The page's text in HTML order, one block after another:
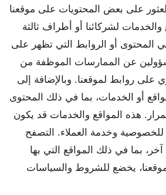
على بعض المحتويات على موقعنا
لشركائنا أو أطراف ثالثة
المحتوى أو الروابط التي تظهر على
عن الممارسات الموظفة من
على روابط لموقعنا. وبالإضافة إلى
أو الخدمات، بما في ذلك المحتوى
هذه المواقع والخدمات قد يكون
وخدمة العملاء. التصفح
بما في ذلك المواقع التي بها
يخضع للشروط والسياسات